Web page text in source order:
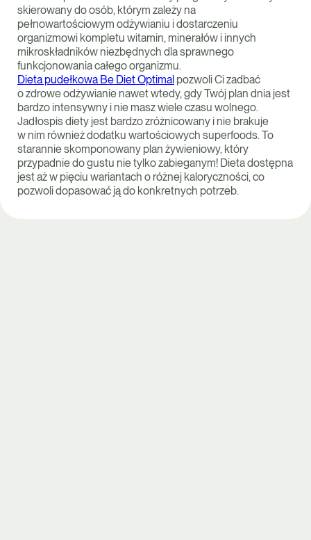
skierowany do osób, którym zależy na
pełnowartościowym odżywianiu i dostarczeniu
organizmowi kompletu witamin, minerałów i innych
mikroskładników niezbędnych dla sprawnego
funkcjonowania całego organizmu.
Dieta pudełkowa Be Diet Optimal pozwoli Ci zadbać
o zdrowe odżywianie nawet wtedy, gdy Twój plan dnia jest
bardzo intensywny i nie masz wiele czasu wolnego.
Jadłospis diety jest bardzo zróżnicowany i nie brakuje
w nim również dodatku wartościowych superfoods. To
starannie skomponowany plan żywieniowy, który
przypadnie do gustu nie tylko zabieganym! Dieta dostępna
jest aż w pięciu wariantach o różnej kaloryczności, co
pozwoli dopasować ją do konkretnych potrzeb.